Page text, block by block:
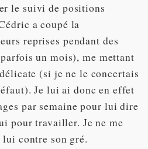
le suivi de positions
a coupé la
reprises pendant des
un mois), me mettant
(si je ne le concertais
Je lui ai donc en effet
par semaine pour lui dire
pour travailler. Je ne me
contre son gré.